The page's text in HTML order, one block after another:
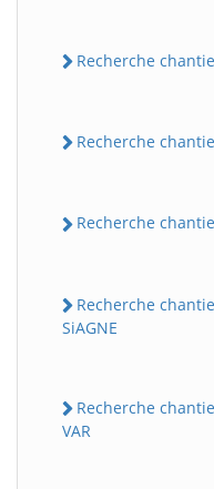
Recherche
Recherche
Recherche
Recherche
SiAGNE
Recherche
VAR